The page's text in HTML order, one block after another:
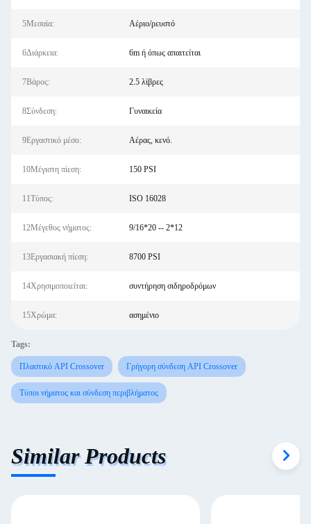
5Μεσαία: Αέριο/ρευστό
6Διάρκεια: 6m ή όπως απαιτείται
7Βάρος: 2.5 λίβρες
8Σύνδεση: Γυναικεία
9Εργαστικό μέσο: Αέρας, κενό.
10Μέγιστη πίεση: 150 PSI
11Τύπος: ISO 16028
12Μέγεθος νήματος: 9/16*20 -- 2*12
13Εργασιακή πίεση: 8700 PSI
14Χρησιμοποιείται: συντήρηση σιδηροδρόμων
15Χρώμα: ασημένιο
Tags:
Πλαστικό API Crossover Γρήγορη σύνδεση API Crossover
Τύποι νήματος και σύνδεση περιβλήματος
Similar Products